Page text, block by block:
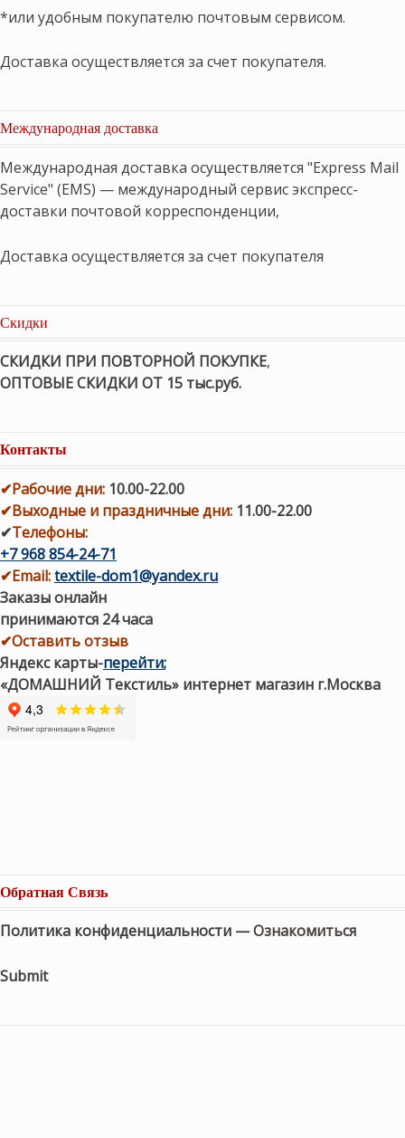
*или удобным покупателю почтовым сервисом.
Доставка осуществляется за счет покупателя.
Международная доставка
Международная доставка осуществляется "Express Mail
Service" (EMS) — международный сервис экспресс-
доставки почтовой корреспонденции,
Доставка осуществляется за счет покупателя
Скидки
СКИДКИ ПРИ ПОВТОРНОЙ ПОКУПКЕ,
ОПТОВЫЕ СКИДКИ ОТ 15 тыс.руб.
Контакты
✔Рабочие дни: 10.00-22.00
✔Выходные и праздничные дни: 11.00-22.00
✔Телефоны:
+7 968 854-24-71
✔Email:textile-dom1@yandex.ru
Заказы онлайн
принимаются 24 часа
✔Оставить отзыв
Яндекс карты-перейти;
«ДОМАШНИЙ Текстиль» интернет магазин г.Москва
Обратная Связь
Политика конфиденциальности —Ознакомиться
Submit